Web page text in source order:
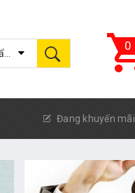
0
Đang khuyến mãi